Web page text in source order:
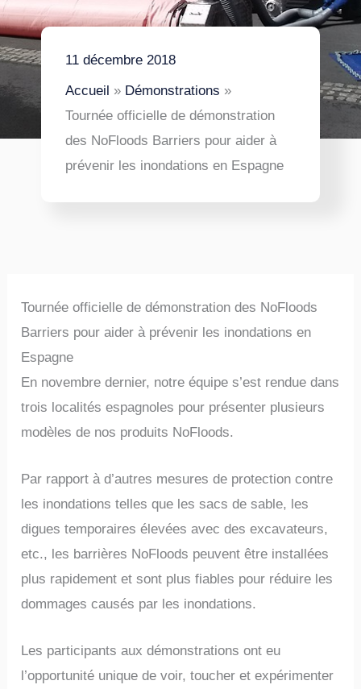
11 décembre 2018
Accueil
Démonstrations
Tournée officielle de démonstration
des NoFloods Barriers pour aider à
prévenir les inondations en Espagne
Tournée officielle de démonstration des NoFloods
Barriers pour aider à prévenir les inondations en
Espagne
En novembre dernier, notre équipe s’est rendue dans
trois localités espagnoles pour présenter plusieurs
modèles de nos produits NoFloods.
Par rapport à d’autres mesures de protection contre
les inondations telles que les sacs de sable, les
digues temporaires élevées avec des excavateurs,
etc., les barrières NoFloods peuvent être installées
plus rapidement et sont plus fiables pour réduire les
dommages causés par les inondations.
Les participants aux démonstrations ont eu
l’opportunité unique de voir, toucher et expérimenter